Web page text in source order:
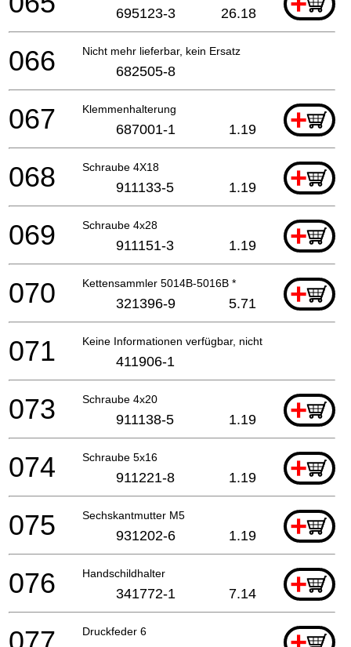
695123-3 26.18
Nicht mehr lieferbar, kein Ersatz
066 682505-8
Klemmenhalterung +
067 687001-1 1.19
Schraube 4X18 +
068 911133-5 1.19
Schraube 4x28 +
069 911151-3 1.19
Kettensammler 5014B-5016B * +
070 321396-9 5.71
Keine Informationen verfügbar, nicht bestellbar
071 411906-1
Schraube 4x20 +
073 911138-5 1.19
Schraube 5x16 +
074 911221-8 1.19
Sechskantmutter M5 +
075 931202-6 1.19
Handschildhalter +
076 341772-1 7.14
Druckfeder 6